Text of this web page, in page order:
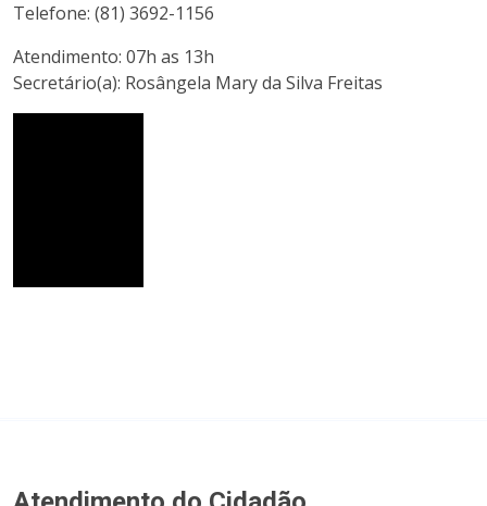
Telefone: (81) 3692-1156
Atendimento: 07h as 13h
Secretário(a): Rosângela Mary da Silva Freitas